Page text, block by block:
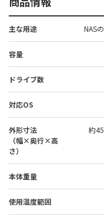
主な用途 NAS
容量
ドライブ数
対応OS
外形寸法
（幅×奥行×高
さ）
約
本体重量
使用温度範囲